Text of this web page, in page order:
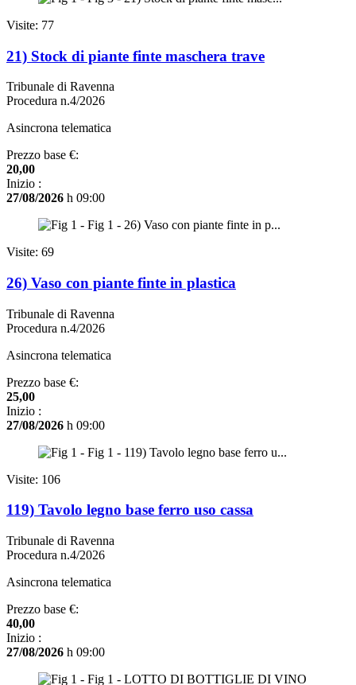
Visite: 77
21) Stock di piante finte maschera trave
Tribunale di Ravenna
Procedura n.4/2026
Asincrona telematica
Prezzo base €:
20,00
Inizio :
27/08/2026 h 09:00
Visite: 69
26) Vaso con piante finte in plastica
Tribunale di Ravenna
Procedura n.4/2026
Asincrona telematica
Prezzo base €:
25,00
Inizio :
27/08/2026 h 09:00
Visite: 106
119) Tavolo legno base ferro uso cassa
Tribunale di Ravenna
Procedura n.4/2026
Asincrona telematica
Prezzo base €:
40,00
Inizio :
27/08/2026 h 09:00